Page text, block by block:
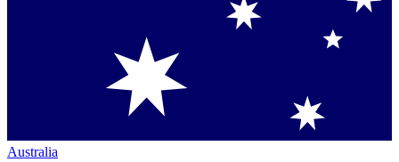
Australia